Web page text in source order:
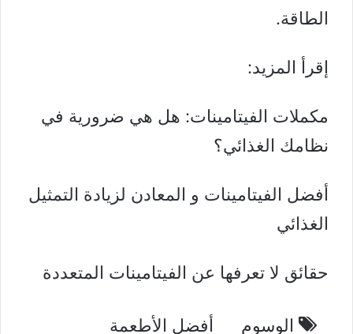
الطاقة.
إقرأ المزيد:
مكملات الفيتامينات: هل هي ضرورية في
نظامك الغذائي؟
أفضل الفيتامينات و المعادن لزيادة التمثيل
الغذائي
حقائق لا تعرفها عن الفيتامينات المتعددة
الوسوم أفضل الأطعمة